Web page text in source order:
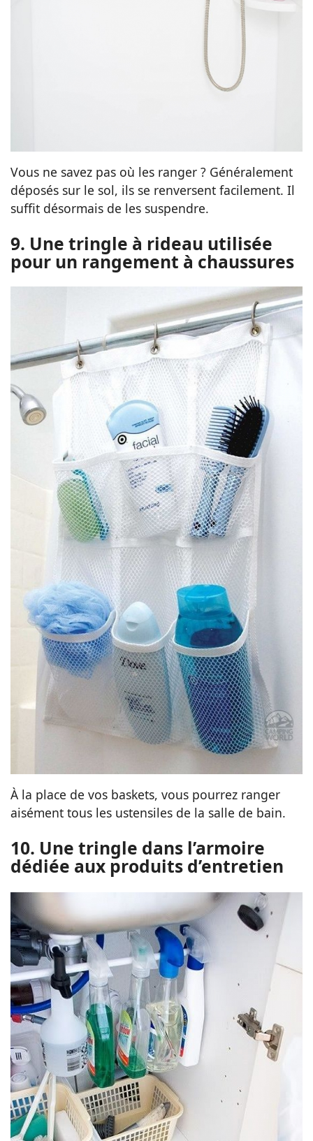
Vous ne savez pas où les ranger ? Généralement
déposés sur le sol, ils se renversent facilement. Il
suffit désormais de les suspendre.
9. Une tringle à rideau utilisée
pour un rangement à chaussures
À la place de vos baskets, vous pourrez ranger
aisément tous les ustensiles de la salle de bain.
10. Une tringle dans l’armoire
dédiée aux produits d’entretien